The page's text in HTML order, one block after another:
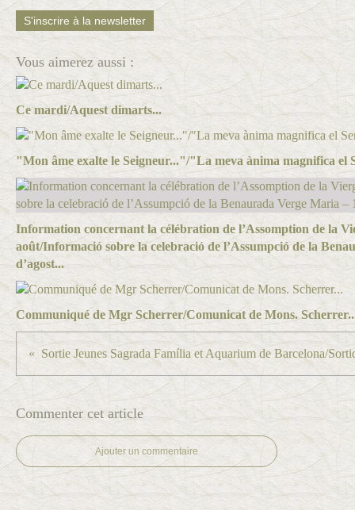
S'inscrire à la newsletter
Vous aimerez aussi :
Ce mardi/Aquest dimarts...
"Mon âme exalte le Seigneur..."/"La meva ànima magnifica el
Information concernant la célébration de l’Assomption de la
août/Informació sobre la celebració de l’Assumpció de la
d’agost...
Communiqué de Mgr Scherrer/Comunicat de Mons.
Commenter cet article
Ajouter un commentaire